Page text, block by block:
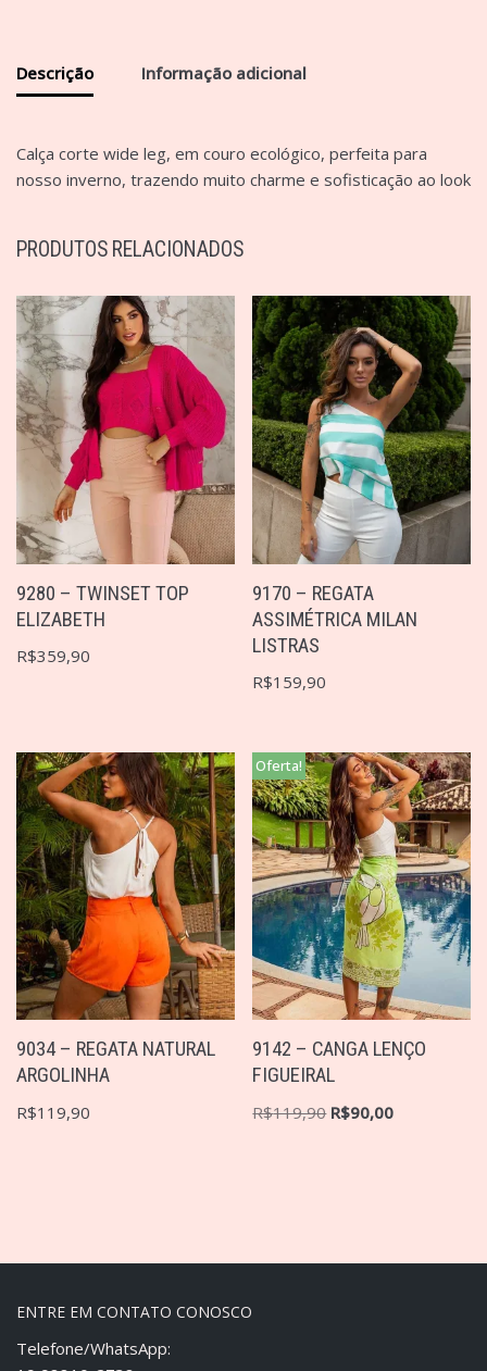
Descrição Informação adicional
Calça corte wide leg, em couro ecológico, perfeita para
nosso inverno, trazendo muito charme e sofisticação ao look
PRODUTOS RELACIONADOS
9280 – TWINSET TOP
ELIZABETH
R$359,90
9170 – REGATA
ASSIMÉTRICA MILAN
LISTRAS
R$159,90
9034 – REGATA NATURAL
ARGOLINHA
R$119,90
Oferta!
9142 – CANGA LENÇO
FIGUEIRAL
R$119,90 R$90,00
ENTRE EM CONTATO CONOSCO
Telefone/WhatsApp: